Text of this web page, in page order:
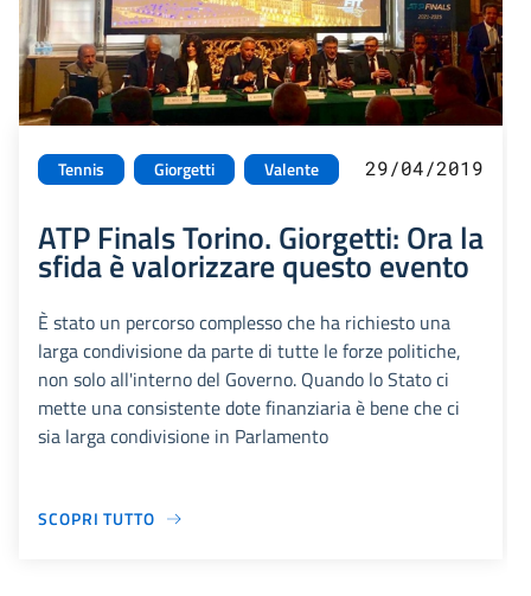
Tennis Giorgetti Valente 29/04/2019
ATP Finals Torino. Giorgetti: Ora la
sfida è valorizzare questo evento
È stato un percorso complesso che ha richiesto una
larga condivisione da parte di tutte le forze politiche,
non solo all'interno del Governo. Quando lo Stato ci
mette una consistente dote finanziaria è bene che ci
sia larga condivisione in Parlamento
SCOPRI TUTTO